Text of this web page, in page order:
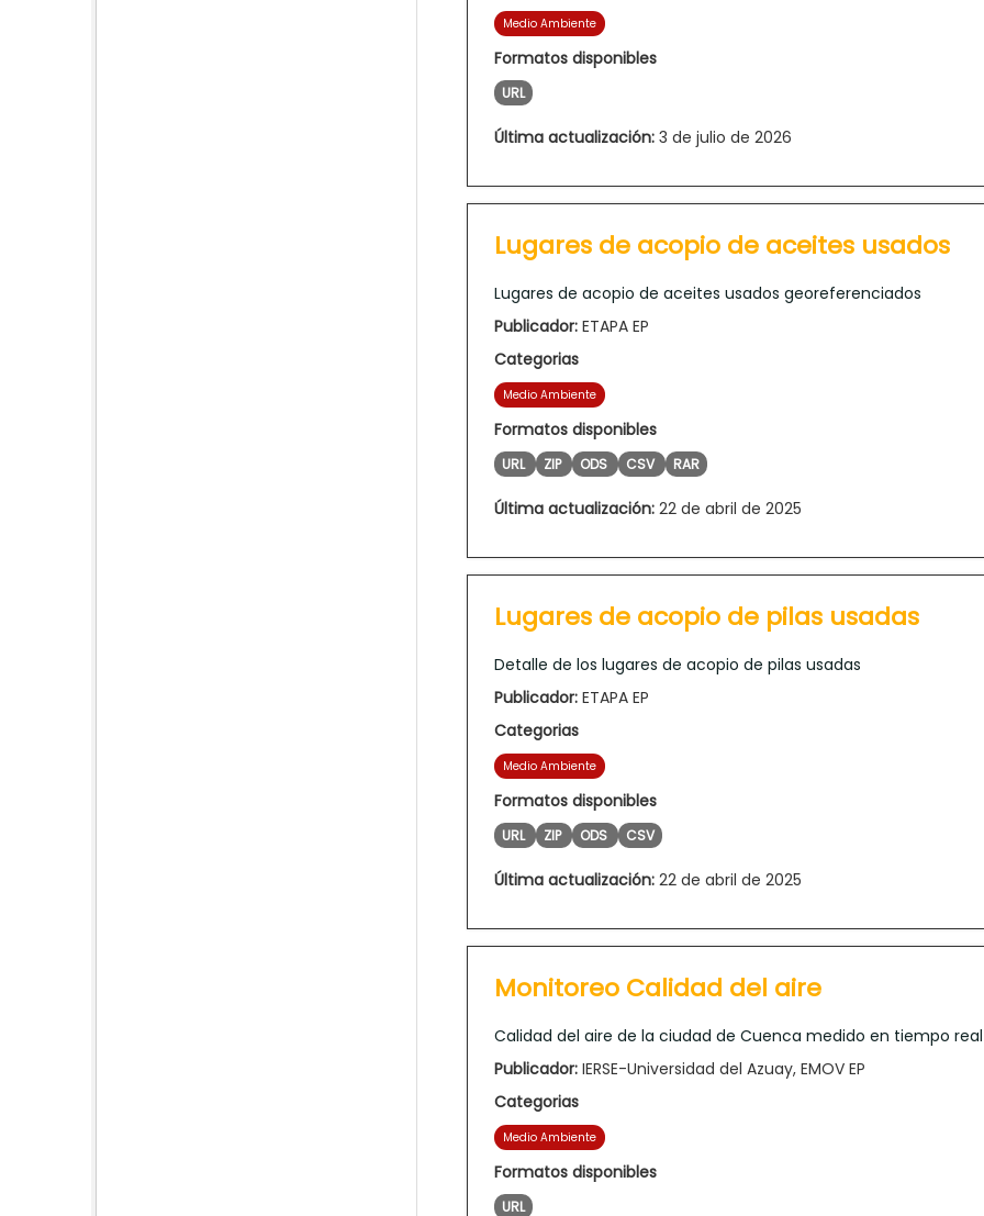
Medio Ambiente
Formatos disponibles
URL
Última actualización: 3 de julio de 2026
Lugares de acopio de aceites usados
Lugares de acopio de aceites usados georeferenciados
Publicador: ETAPA EP
Categorias
Medio Ambiente
Formatos disponibles
URL ZIP ODS CSV RAR
Última actualización: 22 de abril de 2025
Lugares de acopio de pilas usadas
Detalle de los lugares de acopio de pilas usadas
Publicador: ETAPA EP
Categorias
Medio Ambiente
Formatos disponibles
URL ZIP ODS CSV
Última actualización: 22 de abril de 2025
Monitoreo Calidad del aire
Calidad del aire de la ciudad de Cuenca medido en tiempo real
Publicador: IERSE-Universidad del Azuay, EMOV EP
Categorias
Medio Ambiente
Formatos disponibles
URL